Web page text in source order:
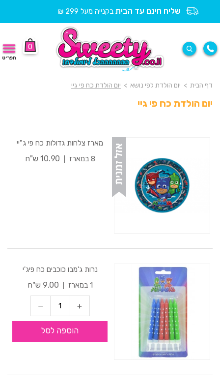
שליח חינם עד הבית בקנייה מעל 299 ₪
0
תפריט
דף הבית > יום הולדת לפי נושא > יום הולדת כח פי גיי
יום הולדת כח פי גיי
מארז צלחות גדולות כח פי ג"יי
8 במארז
10.90 ש"ח
נרות ג'מבו כוכבים כח פיג'י
1 במארז
9.00 ש"ח
הוספה לסל